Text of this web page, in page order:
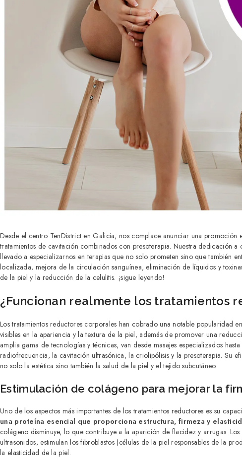
Desde el centro TenDistrict en Galicia, nos complace anunciar una promoción
tratamientos de cavitación combinados con presoterapia. Nuestra dedicación
llevado a especializarnos en terapias que no solo prometen sino que también
localizada, mejora de la circulación sanguínea, eliminación de líquidos y
de la piel y la reducción de la celulitis. ¡sigue leyendo!
¿Funcionan realmente los tratamientos
Los tratamientos reductores corporales han cobrado una notable popularidad
visibles en la apariencia y la textura de la piel, además de promover una
amplia gama de tecnologías y técnicas, van desde masajes especializados
radiofrecuencia, la cavitación ultrasónica, la criolipólisis y la presoterapia. Su
no solo la estética sino también la salud de la piel y el tejido subcutáneo.
Estimulación de colágeno para mejorar la
Uno de los aspectos más importantes de los tratamientos reductores es su
una proteína esencial que proporciona estructura, firmeza y
colágeno disminuye, lo que contribuye a la aparición de flacidez y arrugas.
ultrasonidos, estimulan los fibroblastos (células de la piel responsables de la
la elasticidad de la piel.